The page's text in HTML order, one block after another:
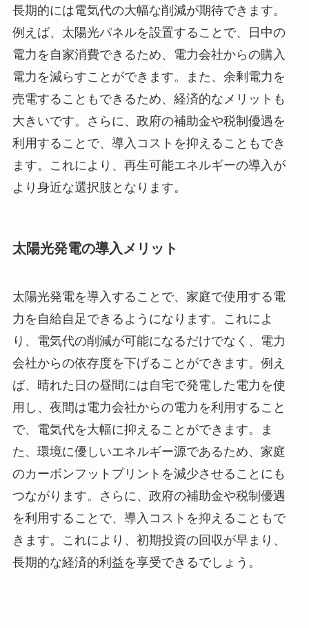
長期的には電気代の大幅な削減が期待できます。
例えば、太陽光パネルを設置することで、日中の
電力を自家消費できるため、電力会社からの購入
電力を減らすことができます。また、余剰電力を
売電することもできるため、経済的なメリットも
大きいです。さらに、政府の補助金や税制優遇を
利用することで、導入コストを抑えることもでき
ます。これにより、再生可能エネルギーの導入が
より身近な選択肢となります。
太陽光発電の導入メリット
太陽光発電を導入することで、家庭で使用する電
力を自給自足できるようになります。これによ
り、電気代の削減が可能になるだけでなく、電力
会社からの依存度を下げることができます。例え
ば、晴れた日の昼間には自宅で発電した電力を使
用し、夜間は電力会社からの電力を利用すること
で、電気代を大幅に抑えることができます。ま
た、環境に優しいエネルギー源であるため、家庭
のカーボンフットプリントを減少させることにも
つながります。さらに、政府の補助金や税制優遇
を利用することで、導入コストを抑えることもで
きます。これにより、初期投資の回収が早まり、
長期的な経済的利益を享受できるでしょう。